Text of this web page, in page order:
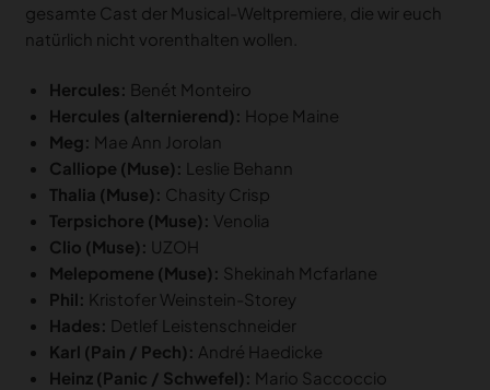
gesamte Cast der Musical-Weltpremiere, die wir euch
natürlich nicht vorenthalten wollen.
Hercules: Benét Monteiro
Hercules (alternierend): Hope Maine
Meg: Mae Ann Jorolan
Calliope (Muse):
Leslie Behann
Thalia (Muse): Chasity Crisp
Terpsichore (Muse): Venolia
Clio (Muse): UZOH
Melepomene (Muse): Shekinah Mcfarlane
Phil: Kristofer Weinstein-Storey
Hades: Detlef Leistenschneider
Karl (Pain / Pech): André Haedicke
Heinz (Panic / Schwefel): Mario Saccoccio